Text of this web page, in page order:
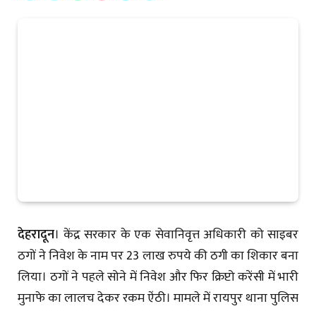
देहरादून। केंद्र सरकार के एक सेवानिवृत्त अधिकारी को साइबर
ठगों ने निवेश के नाम पर 23 लाख रुपये की ठगी का शिकार बना
लिया। ठगों ने पहले सोने में निवेश और फिर क्रिप्टो करेंसी में भारी
मुनाफे का लालच देकर रकम ऐंठी। मामले में रायपुर थाना पुलिस